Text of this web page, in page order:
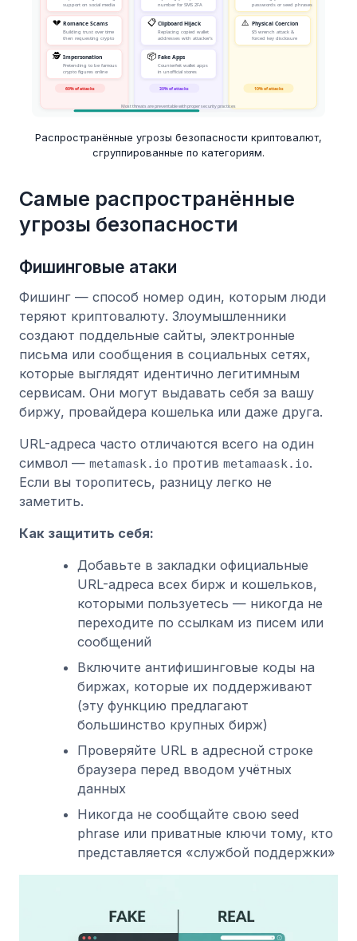
Распространённые угрозы безопасности криптовалют,
сгруппированные по категориям.
Самые распространённые
угрозы безопасности
Фишинговые атаки
Фишинг — способ номер один, которым люди
теряют криптовалюту. Злоумышленники
создают поддельные сайты, электронные
письма или сообщения в социальных сетях,
которые выглядят идентично легитимным
сервисам. Они могут выдавать себя за вашу
биржу, провайдера кошелька или даже друга.
URL-адреса часто отличаются всего на один
символ — metamask.io против metamaask.io.
Если вы торопитесь, разницу легко не
заметить.
Как защитить себя:
Добавьте в закладки официальные
URL-адреса всех бирж и кошельков,
которыми пользуетесь — никогда не
переходите по ссылкам из писем или
сообщений
Включите антифишинговые коды на
биржах, которые их поддерживают
(эту функцию предлагают
большинство крупных бирж)
Проверяйте URL в адресной строке
браузера перед вводом учётных
данных
Никогда не сообщайте свою seed
phrase или приватные ключи тому, кто
представляется «службой поддержки»